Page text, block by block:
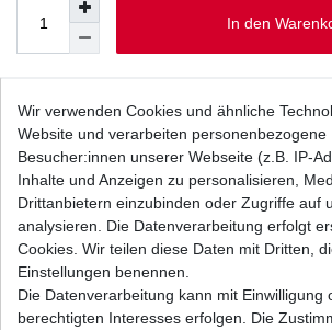
In den
* inkl. ges. MwSt. zzgl.Versandkosten
Beschreibung
Weitere Details
Wir verwenden Cookies und ähnliche
Website und verarbeiten personenbezogene
Besucher:innen unserer Webseite (z.B. IP-
Inhalte und Anzeigen zu personalisieren,
Drittanbietern einzubinden oder Zugriffe auf
analysieren. Die Datenverarbeitung erfolgt
Cookies. Wir teilen diese Daten mit Dritten,
Einstellungen benennen.
Die Datenverarbeitung kann mit Einwilligung
berechtigten Interesses erfolgen. Die